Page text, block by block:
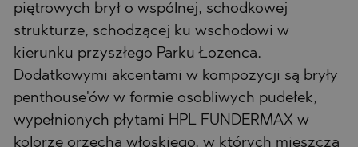
piętrowych brył o wspólnej, schodkowej
strukturze, schodzącej ku wschodowi w
kierunku przyszłego Parku Łozenca.
Dodatkowymi akcentami w kompozycji są bryły
penthouse'ów w formie osobliwych pudełek,
wypełnionych płytami HPL FUNDERMAX w
kolorze orzecha włoskiego, w których mieszczą